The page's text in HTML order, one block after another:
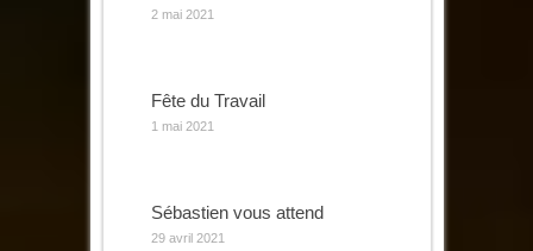
2 mai 2021
Fête du Travail
1 mai 2021
Sébastien vous attend
29 avril 2021